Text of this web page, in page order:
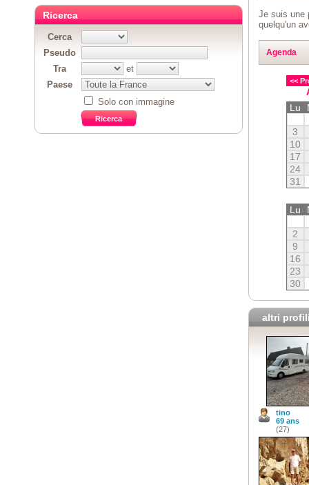
Je suis une
quelqu'un
Agenda
<<
Lu
3
10
17
24
31
Lu
2
9
16
23
30
altri
tino
69 ans
(27)
Ricerca
Cerca
Pseudo
Tra
et
Paese
Solo con immagine